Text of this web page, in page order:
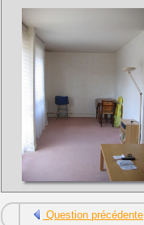
Question précédente